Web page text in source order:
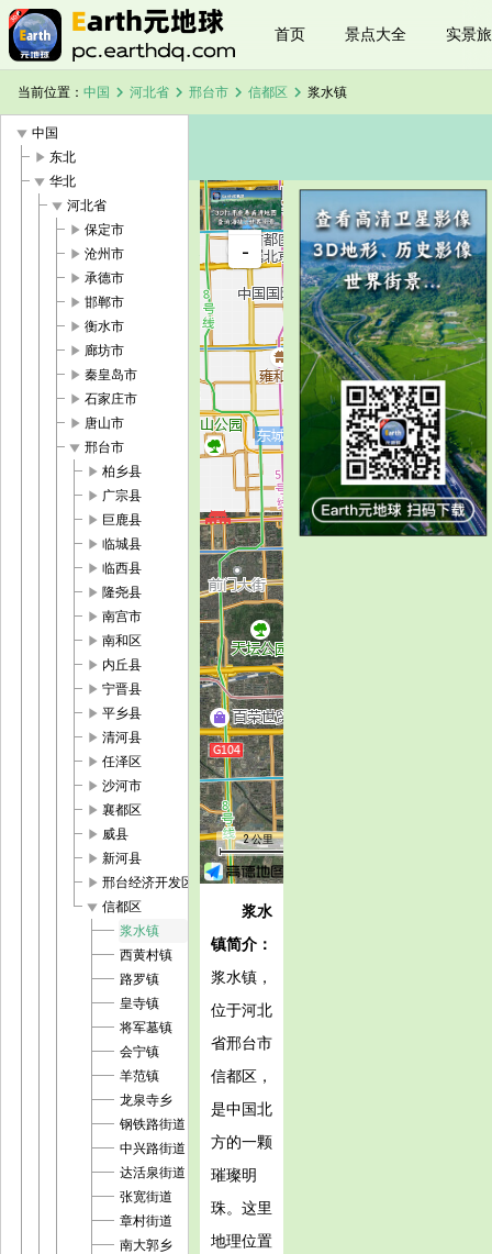
首页 景点大全 实景
当前位置： 中国 chevron_right 河北省 chevron_right 邢台市 chevron_right 信都区 chevron_right 浆水镇
play_arrow 中国
play_arrow 东北
play_arrow 华北
play_arrow 河北省
play_arrow 保定市
play_arrow 沧州市
play_arrow 承德市
play_arrow 邯郸市
play_arrow 衡水市
play_arrow 廊坊市
play_arrow 秦皇岛市
play_arrow 石家庄市
play_arrow 唐山市
play_arrow 邢台市
play_arrow 柏乡县
play_arrow 广宗县
play_arrow 巨鹿县
play_arrow 临城县
play_arrow 临西县
play_arrow 隆尧县
play_arrow 南宫市
play_arrow 南和区
play_arrow 内丘县
play_arrow 宁晋县
play_arrow 平乡县
play_arrow 清河县
play_arrow 任泽区
play_arrow 沙河市
play_arrow 襄都区
play_arrow 威县
play_arrow 新河县
play_arrow 邢台经济开发区
play_arrow 信都区
浆水镇
西黄村镇
路罗镇
皇寺镇
将军墓镇
会宁镇
羊范镇
龙泉寺乡
钢铁路街道
中兴路街道
达活泉街道
张宽街道
章村街道
南大郭乡
浆水镇卫星
地图
加载中，请
稍候...
2 公里
+
-
浆水
镇简介：
浆水镇，
位于河北
省邢台市
信都区，
是中国北
方的一颗
璀璨明
珠。这里
地理位置